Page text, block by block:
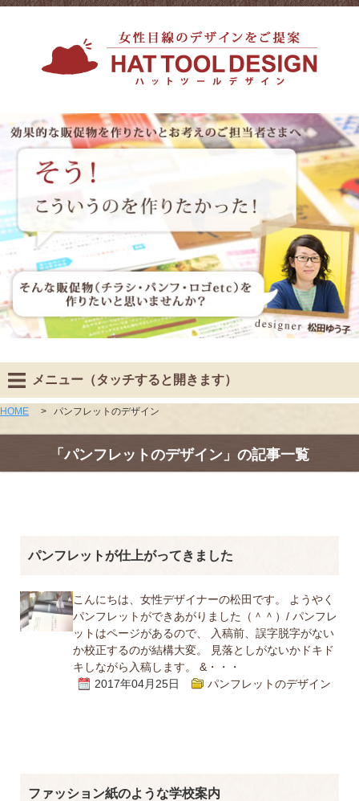
メニュー（タッチすると開きます）
HOME > パンフレットのデザイン
「パンフレットのデザイン」の記事一覧
パンフレットが仕上がってきました
こんにちは、女性デザイナーの松田です。 ようやく
パンフレットができあがりました（＾＾）/ パンフレ
ットはページがあるので、 入稿前、誤字脱字がない
か校正するのが結構大変。 見落としがないかドキド
キしながら入稿します。 &・・・
2017年04月25日
パンフレットのデザイン
ファッション紙のような学校案内